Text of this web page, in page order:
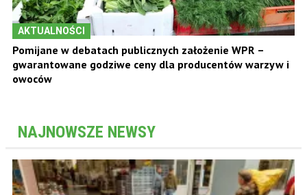
AKTUALNOŚCI
Pomijane w debatach publicznych założenie WPR –
gwarantowane godziwe ceny dla producentów warzyw i
owoców
NAJNOWSZE NEWSY